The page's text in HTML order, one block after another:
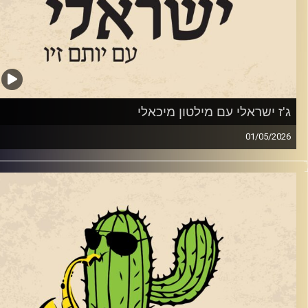
Ben Wendel —
https://ukjazznews.com/ben-wendel-
https://downbeat.com/reviews/detail/american-
Julian Lage —
https://www.allmusic.com/album/scenes-from-
ישראלי עם מילטון מיכאלי
01/05/
והמלחיןמילטון מיכאלי
לאולפן של ג'ז ישראלי כדי לחגוג את אלבום הבכורה שלו
אחרי שנים של הופעות לצד מוזיקאי ג'ז ישראלים רבים והוקלט
בהופעה חיה במועדון "לבונטין 7". המתופף בהופעה ובאלבום
עם מילטון ואסף) הוא חמיד דרייק האגדי שהגיע לארץ
שוחחנו עם מילטון עם האלבום ועל תהליך היצירה שלו.
רותם בר-אילן